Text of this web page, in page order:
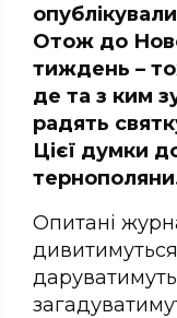
Отож до
тиждень –
де та з ким
радять
Цієї думки
Опитані